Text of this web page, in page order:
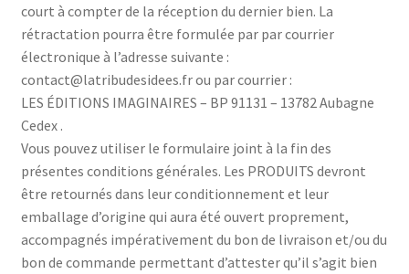
court à compter de la réception du dernier bien. La
rétractation pourra être formulée par par courrier
électronique à l’adresse suivante :
contact@latribudesidees.fr ou par courrier :
LES ÉDITIONS IMAGINAIRES – BP 91131 – 13782 Aubagne
Cedex .
Vous pouvez utiliser le formulaire joint à la fin des
présentes conditions générales. Les PRODUITS devront
être retournés dans leur conditionnement et leur
emballage d’origine qui aura été ouvert proprement,
accompagnés impérativement du bon de livraison et/ou du
bon de commande permettant d’attester qu’il s’agit bien